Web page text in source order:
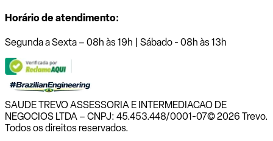
Horário de atendimento:
Segunda a Sexta – 08h às 19h | Sábado - 08h às 13h
SAUDE TREVO ASSESSORIA E INTERMEDIACAO DE
NEGOCIOS LTDA – CNPJ: 45.453.448/0001-07© 2026 Trevo.
Todos os direitos reservados.